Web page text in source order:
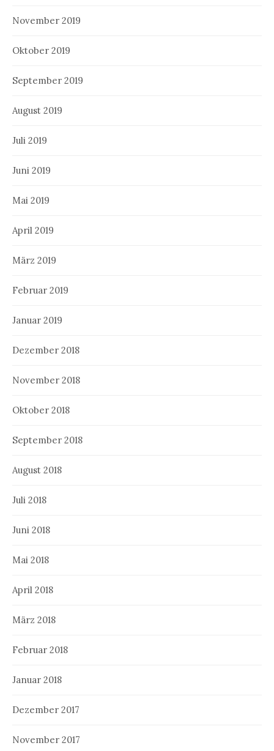
November 2019
Oktober 2019
September 2019
August 2019
Juli 2019
Juni 2019
Mai 2019
April 2019
März 2019
Februar 2019
Januar 2019
Dezember 2018
November 2018
Oktober 2018
September 2018
August 2018
Juli 2018
Juni 2018
Mai 2018
April 2018
März 2018
Februar 2018
Januar 2018
Dezember 2017
November 2017